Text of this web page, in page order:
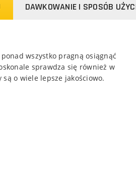
DAWKOWANIE I SPOSÓB
wszystko pragną osiągnąć
sprawdza się również w
o wiele lepsze jakościowo.